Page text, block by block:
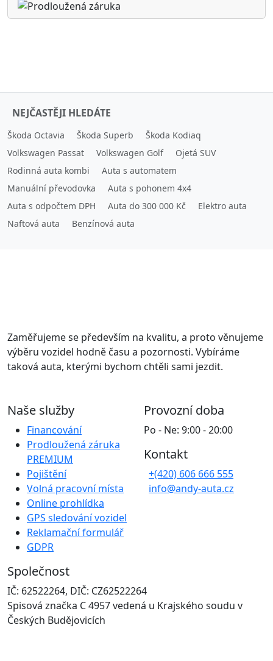
NEJČASTĚJI HLEDÁTE
Škoda Octavia Škoda Superb
Škoda Kodiaq
Volkswagen Passat
Volkswagen Golf
Ojetá SUV
Rodinná auta kombi
Auta s automatem
Manuální převodovka
Auta s pohonem 4x4
Auta s odpočtem DPH
Auta do 300 000 Kč
Elektro auta
Naftová auta
Benzínová auta
Zaměřujeme se především na kvalitu, a proto věnujeme
výběru vozidel hodně času a pozornosti. Vybíráme
taková auta, kterými bychom chtěli sami jezdit.
Naše služby
Financování
Prodloužená záruka
PREMIUM
Pojištění
Volná pracovní místa
Online prohlídka
GPS sledování vozidel
Reklamační formulář
GDPR
Provozní doba
Po - Ne: 9:00 - 20:00
Kontakt
+(420) 606 666 555
info@andy-auta.cz
Společnost
IČ: 62522264, DIČ: CZ62522264
Spisová značka C 4957 vedená u Krajského soudu v
Českých Budějovicích